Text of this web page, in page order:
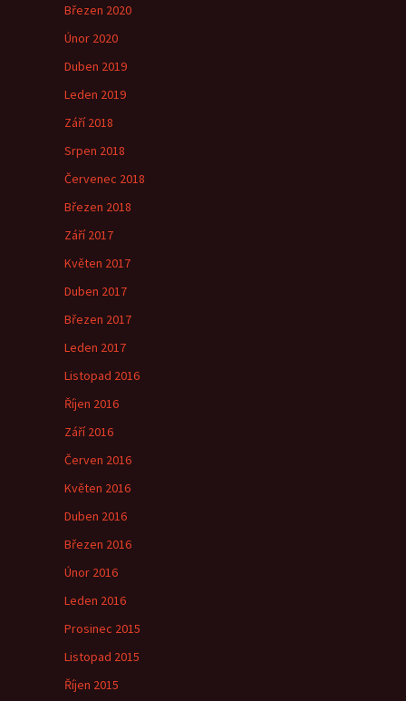
Březen 2020
Únor 2020
Duben 2019
Leden 2019
Září 2018
Srpen 2018
Červenec 2018
Březen 2018
Září 2017
Květen 2017
Duben 2017
Březen 2017
Leden 2017
Listopad 2016
Říjen 2016
Září 2016
Červen 2016
Květen 2016
Duben 2016
Březen 2016
Únor 2016
Leden 2016
Prosinec 2015
Listopad 2015
Říjen 2015